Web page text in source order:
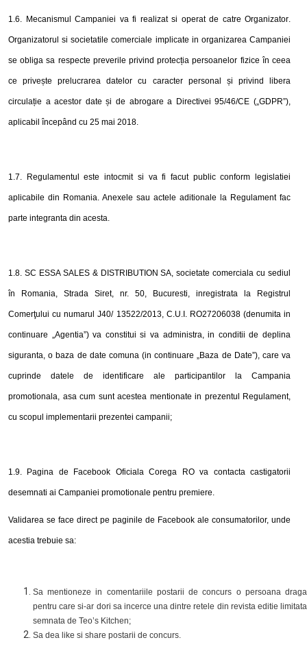
1.6. Mecanismul Campaniei va fi realizat si operat de catre Organizator.
Organizatorul si societatile comerciale implicate in organizarea Campaniei
se obliga sa respecte preverile privind protecția persoanelor fizice în ceea
ce privește prelucrarea datelor cu caracter personal și privind libera
circulație a acestor date și de abrogare a Directivei 95/46/CE („GDPR”),
aplicabil începând cu 25 mai 2018.
1.7. Regulamentul este intocmit si va fi facut public conform legislatiei
aplicabile din Romania. Anexele sau actele aditionale la Regulament fac
parte integranta din acesta.
1.8. SC ESSA SALES & DISTRIBUTIONSA, societate comerciala cu sediul
în Romania, Strada Siret, nr. 50, Bucuresti, inregistrata la Registrul
Comerţului cu numarul J40/ 13522/2013, C.U.I. RO27206038 (denumita in
continuare „Agentia”) va constitui si va administra, in conditii de deplina
siguranta, o baza de date comuna (in continuare „Baza de Date”), care va
cuprinde datele de identificare ale participantilor la Campania
promotionala, asa cum sunt acestea mentionate in prezentul Regulament,
cu scopul implementarii prezentei campanii;
1.9. Pagina de Facebook Oficiala Corega ROva contacta castigatorii
desemnati ai Campaniei promotionale pentru premiere.
Validarea se face direct pe paginile de Facebook ale consumatorilor, unde
acestia trebuie sa:
Sa mentioneze in comentariile postarii de concurs o persoana draga
pentru care si-ar dori sa incerce una dintre retele din revista editie limitata
semnata de Teo’s Kitchen;
Sa dea like si share postarii de concurs.